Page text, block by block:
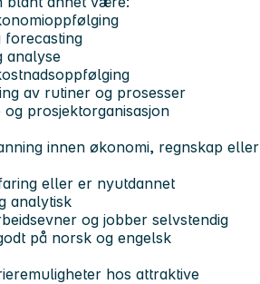
forecasting
analyse
av rutiner og prosesser
prosjektorganisasjon
innen økonomi, regnskap eller
eller er nyutdannet
analytisk
og jobber selvstendig
på norsk og engelsk
hos attraktive